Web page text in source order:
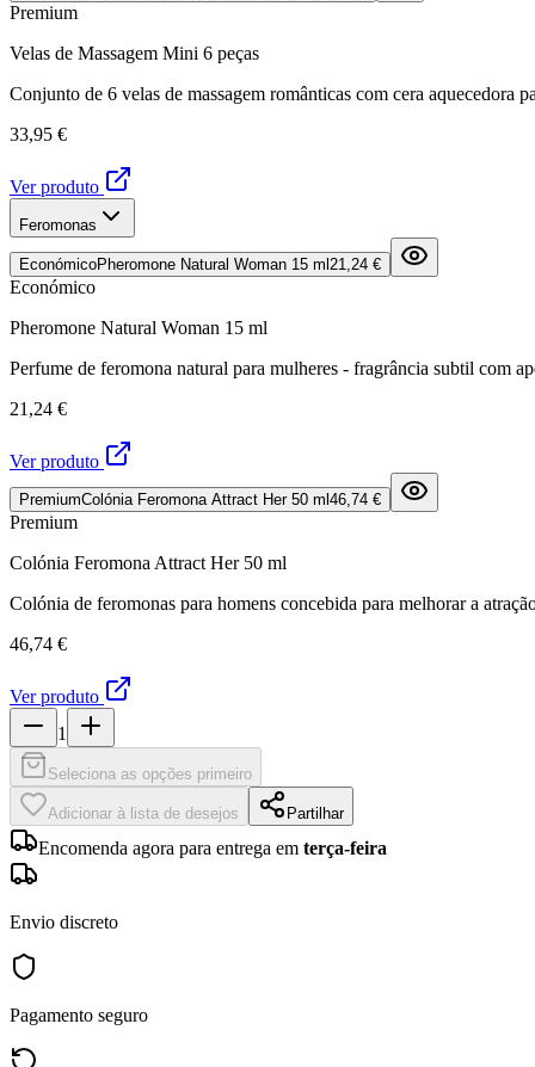
Premium
Velas de Massagem Mini 6 peças
Conjunto de 6 velas de massagem românticas com cera aquecedora
33,95 €
Ver produto
Feromonas
EconómicoPheromone Natural Woman 15 ml 21,24 €
Económico
Pheromone Natural Woman 15 ml
Perfume de feromona natural para mulheres - fragrância subtil com
21,24 €
Ver produto
PremiumColónia Feromona Attract Her 50 ml 46,74 €
Premium
Colónia Feromona Attract Her 50 ml
Colónia de feromonas para homens concebida para melhorar a
46,74 €
Ver produto
1
Seleciona as opções primeiro
Adicionar à lista de desejos Partilhar
Encomenda agora para entrega em terça-feira
Envio discreto
Pagamento seguro